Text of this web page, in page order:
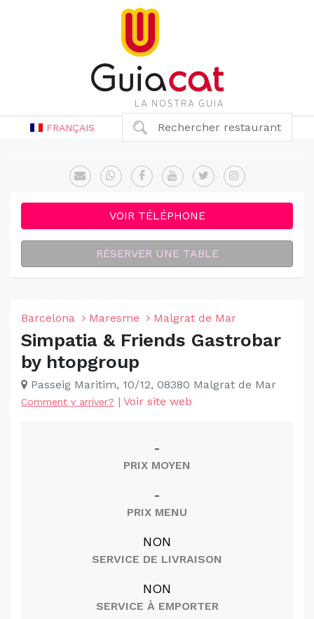
FRANÇAIS Rechercher restaurant
VOIR TÉLÉPHONE
RÉSERVER UNE TABLE
Barcelona Maresme Malgrat de Mar
Simpatia & Friends Gastrobar
by htopgroup
Passeig Maritim, 10/12, 08380 Malgrat de Mar
Comment y arriver? | Voir site web
-
PRIX MOYEN
-
PRIX MENU
NON
SERVICE DE LIVRAISON
NON
SERVICE À EMPORTER